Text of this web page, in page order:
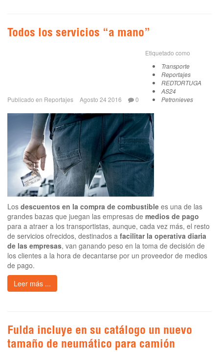
Todos los servicios “a mano”
Publicado en Reportajes Agosto 24 2016 0
Etiquetado como
Transporte
Reportajes
REDTORTUGA
AS24
Petronieves
Los descuentos en la compra de combustible es una de las
grandes bazas que juegan las empresas de medios de pago
para a atraer a los transportistas, aunque, cada vez más, el resto
de servicios ofrecidos, destinados a facilitar la operativa diaria
de las empresas, van ganando peso en la toma de decisión de
los clientes a la hora de decantarse por un proveedor de medios
de pago.
Leer más ...
Fulda incluye en su catálogo un nuevo
tamaño de neumático para camión